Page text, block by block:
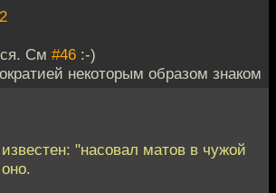
См #46 :-)
некоторым образом знаком
"насовал матов в чужой